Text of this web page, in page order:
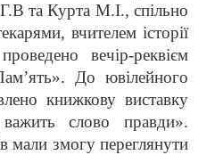
та Курта М.І., спільно
вчителем історії
вечір-реквієм
До ювілейного
книжкову виставку
слово правди».
мали змогу переглянути